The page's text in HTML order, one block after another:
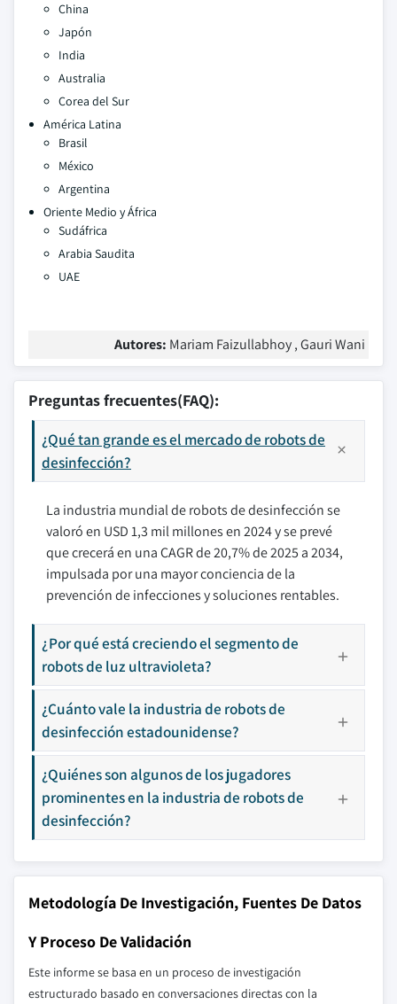
China
Japón
India
Australia
Corea del Sur
América Latina
Brasil
México
Argentina
Oriente Medio y África
Sudáfrica
Arabia Saudita
UAE
Autores: Mariam Faizullabhoy , Gauri Wani
Preguntas frecuentes(FAQ):
¿Qué tan grande es el mercado de robots de
desinfección?
La industria mundial de robots de desinfección se
valoró en USD 1,3 mil millones en 2024 y se prevé
que crecerá en una CAGR de 20,7% de 2025 a 2034,
impulsada por una mayor conciencia de la
prevención de infecciones y soluciones rentables.
¿Por qué está creciendo el segmento de
robots de luz ultravioleta?
¿Cuánto vale la industria de robots de
desinfección estadounidense?
¿Quiénes son algunos de los jugadores
prominentes en la industria de robots de
desinfección?
Metodología De Investigación, Fuentes De Datos
Y Proceso De Validación
Este informe se basa en un proceso de investigación
estructurado basado en conversaciones directas con la